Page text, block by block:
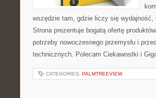
wszędzie tam, gdzie liczy się
Strona prezentuje bogatą ofertę
potrzeby nowoczesnego przemysłu i
technicznych. Polecam Ciekawostki i
CATEGORIES: PALMTREEVIEW